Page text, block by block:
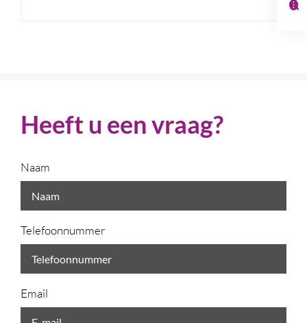
Heeft u een vraag?
Naam
Telefoonnummer
Email